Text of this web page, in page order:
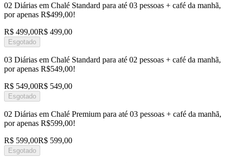
02 Diárias em Chalé Standard para até 03 pessoas + café da manhã,
por apenas R$499,00!
R$ 499,00R$ 499,00
Esgotado
03 Diárias em Chalé Standard para até 02 pessoas + café da manhã,
por apenas R$549,00!
R$ 549,00R$ 549,00
Esgotado
02 Diárias em Chalé Premium para até 03 pessoas + café da manhã,
por apenas R$599,00!
R$ 599,00R$ 599,00
Esgotado